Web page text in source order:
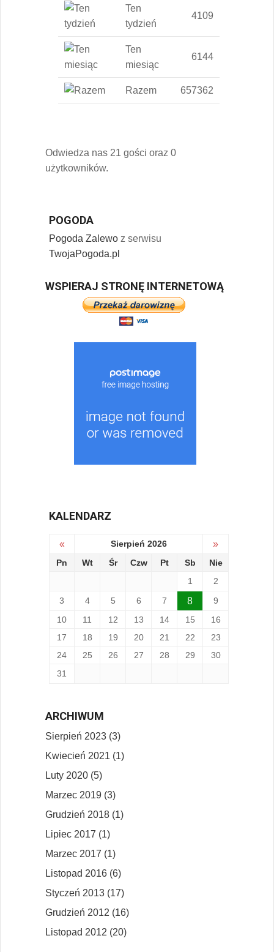
Ten
tydzień
4109
Ten
miesiąc
6144
Razem 657362
Odwiedza nas 21 gości oraz 0
użytkowników.
POGODA
Pogoda Zalewo z serwisu
TwojaPogoda.pl
WSPIERAJ STRONĘ INTERNETOWĄ
KALENDARZ
« Sierpień 2026 »
Pn Wt Śr Czw Pt Sb
Nie
1
2
3
4 5 6 7 8
9
10
11 12 13 14 15
16
17
18 19 20 21 22
23
24
25 26 27 28 29
30
31
ARCHIWUM
Sierpień 2023 (3)
Kwiecień 2021 (1)
Luty 2020 (5)
Marzec 2019 (3)
Grudzień 2018 (1)
Lipiec 2017 (1)
Marzec 2017 (1)
Listopad 2016 (6)
Styczeń 2013 (17)
Grudzień 2012 (16)
Listopad 2012 (20)